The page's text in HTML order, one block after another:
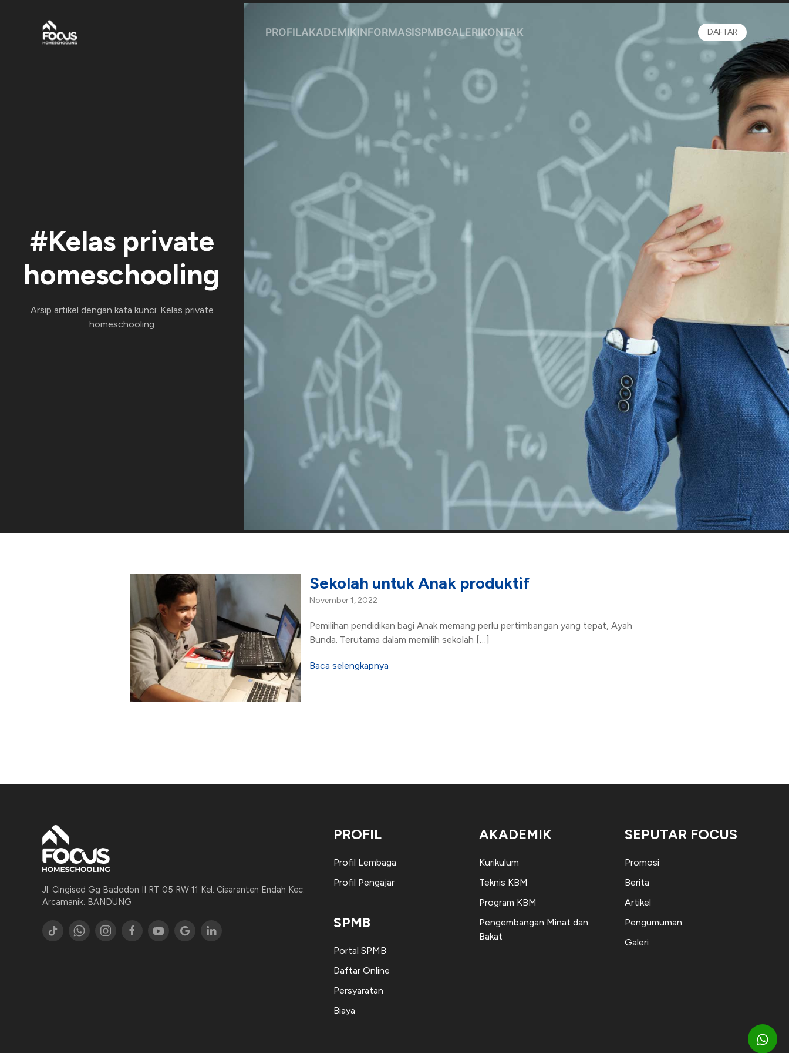
PROFILAKADEMIKINFORMASISPMBGALERIKONTAK DAFTAR
#Kelas private
homeschooling
Arsip artikel dengan kata kunci: Kelas private
homeschooling
Sekolah untuk Anak produktif
November 1, 2022
Pemilihan pendidikan bagi Anak memang perlu pertimbangan yang tepat, Ayah
Bunda. Terutama dalam memilih sekolah […]
Baca selengkapnya
Jl. Cingised Gg Badodon II RT 05 RW 11 Kel. Cisaranten Endah Kec.
Arcamanik. BANDUNG
PROFIL
Profil Lembaga
Profil Pengajar
SPMB
Portal SPMB
Daftar Online
Persyaratan
Biaya
AKADEMIK
Kurikulum
Teknis KBM
Program KBM
Pengembangan Minat dan
Bakat
SEPUTAR FOCUS
Promosi
Berita
Artikel
Pengumuman
Galeri